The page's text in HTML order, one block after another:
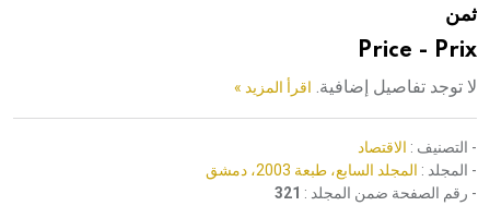
ثمن
Price - Prix
لا توجد تفاصيل إضافية. اقرأ المزيد »
- التصنيف : الاقتصاد
- المجلد : المجلد السابع، طبعة 2003، دمشق
- رقم الصفحة ضمن المجلد : 321